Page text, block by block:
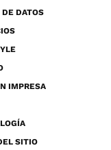
DE DATOS
IMPRESA
SITIO